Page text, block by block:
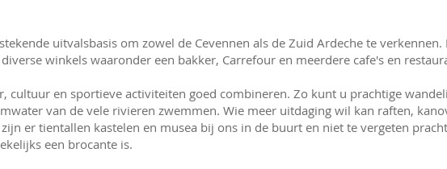
uitvalsbasis om zowel de Cevennen als de Zuid Ardeche te
winkels waaronder een bakker, Carrefour en meerdere cafe's en
cultuur en sportieve activiteiten goed combineren. Zo kunt u prachtige
van de vele rivieren zwemmen. Wie meer uitdaging wil kan raften,
er tientallen kastelen en musea bij ons in de buurt en niet te vergeten
een brocante is.